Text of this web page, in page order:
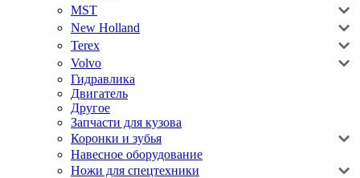
MST
New Holland
Terex
Volvo
Гидравлика
Двигатель
Другое
Запчасти для кузова
Коронки и зубья
Навесное оборудование
Ножи для спецтехники